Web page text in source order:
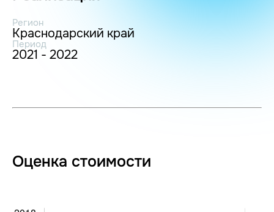
Регион
Краснодарский край
Период
2021 - 2022
Оценка стоимости